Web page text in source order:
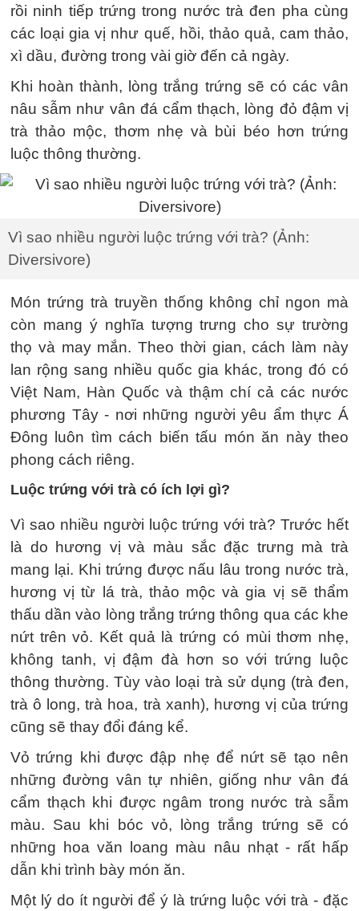
rồi ninh tiếp trứng trong nước trà đen pha cùng
các loại gia vị như quế, hồi, thảo quả, cam thảo,
xì dầu, đường trong vài giờ đến cả ngày.
Khi hoàn thành, lòng trắng trứng sẽ có các vân
nâu sẫm như vân đá cẩm thạch, lòng đỏ đậm vị
trà thảo mộc, thơm nhẹ và bùi béo hơn trứng
luộc thông thường.
Vì sao nhiều người luộc trứng với trà? (Ảnh:
Diversivore)
Món trứng trà truyền thống không chỉ ngon mà
còn mang ý nghĩa tượng trưng cho sự trường
thọ và may mắn. Theo thời gian, cách làm này
lan rộng sang nhiều quốc gia khác, trong đó có
Việt Nam, Hàn Quốc và thậm chí cả các nước
phương Tây - nơi những người yêu ẩm thực Á
Đông luôn tìm cách biến tấu món ăn này theo
phong cách riêng.
Luộc trứng với trà có ích lợi gì?
Vì sao nhiều người luộc trứng với trà? Trước hết
là do hương vị và màu sắc đặc trưng mà trà
mang lại. Khi trứng được nấu lâu trong nước trà,
hương vị từ lá trà, thảo mộc và gia vị sẽ thẩm
thấu dần vào lòng trắng trứng thông qua các khe
nứt trên vỏ. Kết quả là trứng có mùi thơm nhẹ,
không tanh, vị đậm đà hơn so với trứng luộc
thông thường. Tùy vào loại trà sử dụng (trà đen,
trà ô long, trà hoa, trà xanh), hương vị của trứng
cũng sẽ thay đổi đáng kể.
Vỏ trứng khi được đập nhẹ để nứt sẽ tạo nên
những đường vân tự nhiên, giống như vân đá
cẩm thạch khi được ngâm trong nước trà sẫm
màu. Sau khi bóc vỏ, lòng trắng trứng sẽ có
những hoa văn loang màu nâu nhạt - rất hấp
dẫn khi trình bày món ăn.
Một lý do ít người để ý là trứng luộc với trà - đặc